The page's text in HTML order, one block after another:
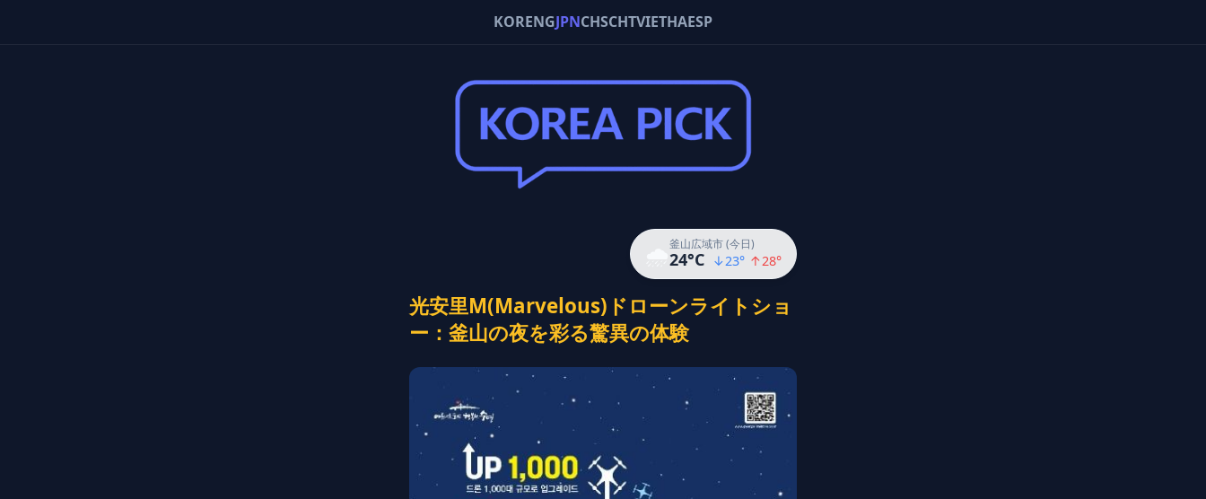
KORENGJPNCHSCHTVIETHAESP
釜山広域市 (今日)
24°C ↓23° ↑28°
光安里M(Marvelous)ドローンライトショ
ー：釜山の夜を彩る驚異の体験